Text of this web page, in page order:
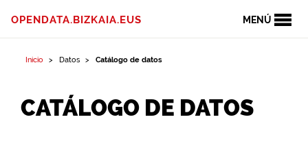
MENÚ
OPENDATA.BIZKAIA.EUS
Inicio Datos Catálogo de datos
CATÁLOGO DE DATOS